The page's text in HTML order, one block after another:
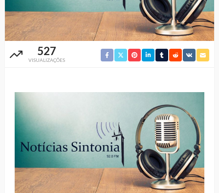
527
VISUALIZAÇÕES